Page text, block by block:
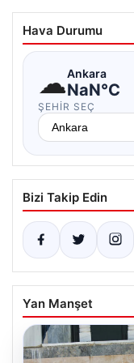
Hava Durumu
☁Ankara
NaN°C
ŞEHIR SEÇ
Bizi Takip Edin
Yan Manşet